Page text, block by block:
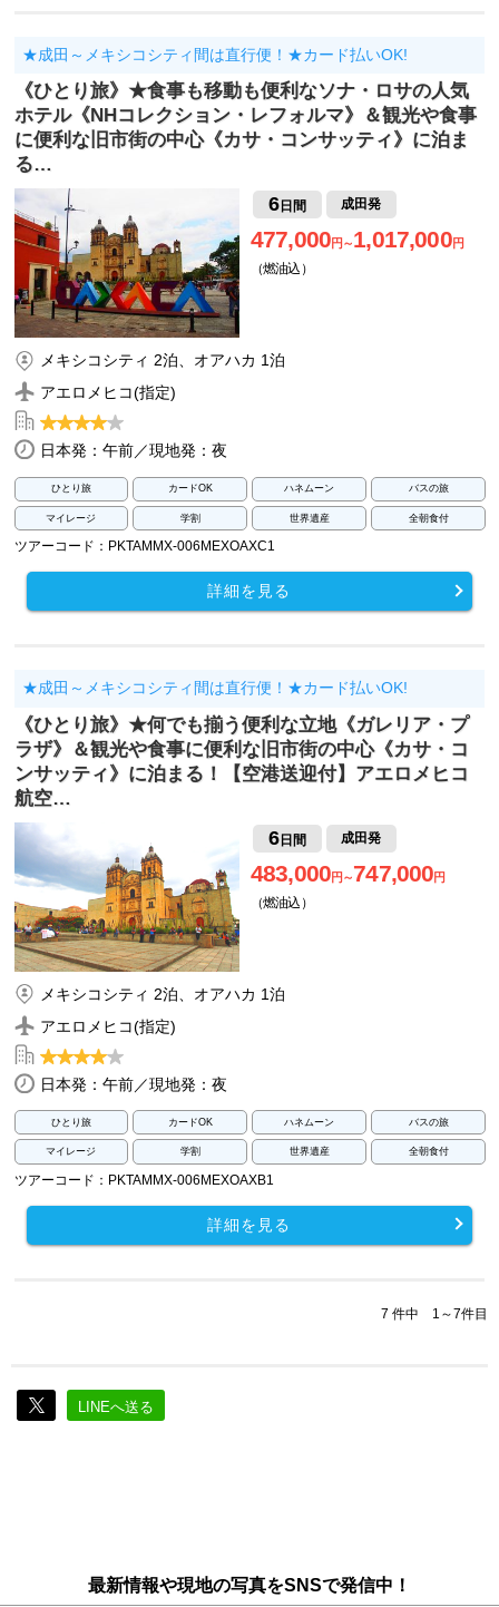
★成田～メキシコシティ間は直行便！★カード払いOK!
《ひとり旅》★食事も移動も便利なソナ・ロサの人気
ホテル《NHコレクション・レフォルマ》＆観光や食事
に便利な旧市街の中心《カサ・コンサッティ》に泊ま
る…
6日間 成田発
477,000円～1,017,000円
（燃油込）
メキシコシティ 2泊、オアハカ 1泊
アエロメヒコ(指定)
日本発：午前／現地発：夜
ひとり旅 カードOK ハネムーン バスの旅
マイレージ 学割 世界遺産 全朝食付
ツアーコード：PKTAMMX-006MEXOAXC1
詳細を見る
★成田～メキシコシティ間は直行便！★カード払いOK!
《ひとり旅》★何でも揃う便利な立地《ガレリア・プ
ラザ》＆観光や食事に便利な旧市街の中心《カサ・コ
ンサッティ》に泊まる！【空港送迎付】アエロメヒコ
航空…
6日間 成田発
483,000円～747,000円
（燃油込）
メキシコシティ 2泊、オアハカ 1泊
アエロメヒコ(指定)
日本発：午前／現地発：夜
ひとり旅 カードOK ハネムーン バスの旅
マイレージ 学割 世界遺産 全朝食付
ツアーコード：PKTAMMX-006MEXOAXB1
詳細を見る
7 件中 1～7件目
LINEへ送る
最新情報や現地の写真をSNSで発信中！